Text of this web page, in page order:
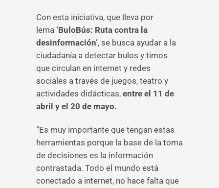
Con esta iniciativa, que lleva por
lema ‘BuloBús: Ruta contra la
desinformación’, se busca ayudar a la
ciudadanía a detectar bulos y timos
que circulan en internet y redes
sociales a través de juegos, teatro y
actividades didácticas, entre el 11 de
abril y el 20 de mayo.
“Es muy importante que tengan estas
herramientas porque la base de la toma
de decisiones es la información
contrastada. Todo el mundo está
conectado a internet, no hace falta que